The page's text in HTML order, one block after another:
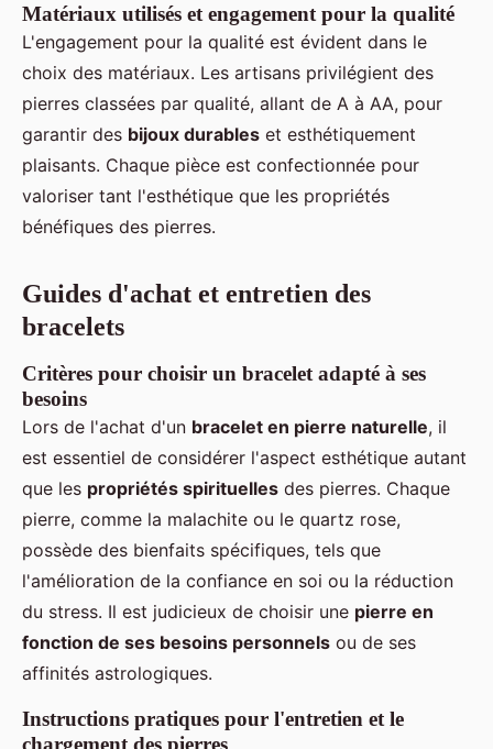
Matériaux utilisés et engagement pour la qualité
L'engagement pour la qualité est évident dans le
choix des matériaux. Les artisans privilégient des
pierres classées par qualité, allant de A à AA, pour
garantir des bijoux durables et esthétiquement
plaisants. Chaque pièce est confectionnée pour
valoriser tant l'esthétique que les propriétés
bénéfiques des pierres.
Guides d'achat et entretien des
bracelets
Critères pour choisir un bracelet adapté à ses
besoins
Lors de l'achat d'un bracelet en pierre naturelle, il
est essentiel de considérer l'aspect esthétique autant
que les propriétés spirituelles des pierres. Chaque
pierre, comme la malachite ou le quartz rose,
possède des bienfaits spécifiques, tels que
l'amélioration de la confiance en soi ou la réduction
du stress. Il est judicieux de choisir une pierre en
fonction de ses besoins personnels ou de ses
affinités astrologiques.
Instructions pratiques pour l'entretien et le
chargement des pierres